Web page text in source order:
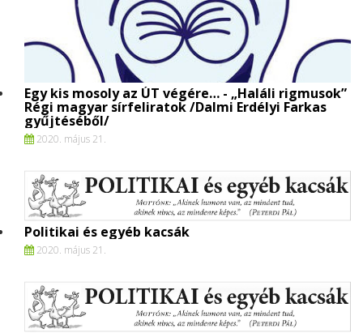
Egy kis mosoly az ÚT végére… - „Haláli rigmusok”
Régi magyar sírfeliratok /Dalmi Erdélyi Farkas
gyűjtéséből/
2020. május 21.
Politikai és egyéb kacsák
2020. május 21.